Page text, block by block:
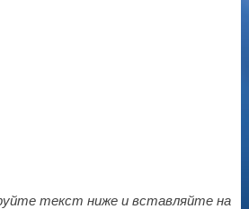
текст ниже и вставляйте на